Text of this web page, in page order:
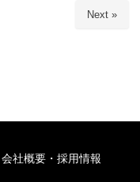
Next »
会社概要・採用情報